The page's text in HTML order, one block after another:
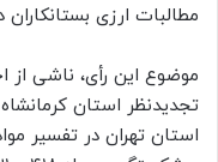
مطالبات ارزی